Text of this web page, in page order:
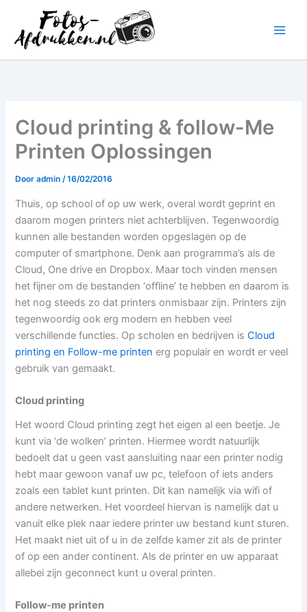
inhoud
Cloud printing & follow-Me
Printen Oplossingen
Dooradmin/16/02/2016
Thuis, op school of op uw werk, overal wordt geprint en
daarom mogen printers niet achterblijven. Tegenwoordig
kunnen alle bestanden worden opgeslagen op de
computer of smartphone. Denk aan programma’s als de
Cloud, One drive en Dropbox. Maar toch vinden mensen
het fijner om de bestanden ‘offline’ te hebben en daarom is
het nog steeds zo dat printers onmisbaar zijn. Printers zijn
tegenwoordig ook erg modern en hebben veel
verschillende functies. Op scholen en bedrijven isCloud
printing en Follow-me printen erg populair en wordt er veel
gebruik van gemaakt.
Cloud printing
Het woord Cloud printing zegt het eigen al een beetje. Je
kunt via ‘de wolken’ printen. Hiermee wordt natuurlijk
bedoelt dat u geen vast aansluiting naar een printer nodig
hebt maar gewoon vanaf uw pc, telefoon of iets anders
zoals een tablet kunt printen. Dit kan namelijk via wifi of
andere netwerken. Het voordeel hiervan is namelijk dat u
vanuit elke plek naar iedere printer uw bestand kunt sturen.
Het maakt niet uit of u in de zelfde kamer zit als de printer
of op een ander continent. Als de printer en uw apparaat
allebei zijn geconnect kunt u overal printen.
Follow-me printen